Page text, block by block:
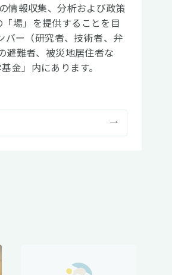
情報収集、分析および政策
場」を提供することを目
バー（研究者、技術者、弁
避難者、被災地居住者な
金」内にあります。